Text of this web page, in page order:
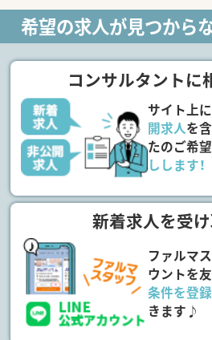
希望の求人が見つから
コンサルタントに
サイト上
開求人を
たのご希
しします！
新着求人を受
ファルマ
ウントを
条件を登録
きます♪